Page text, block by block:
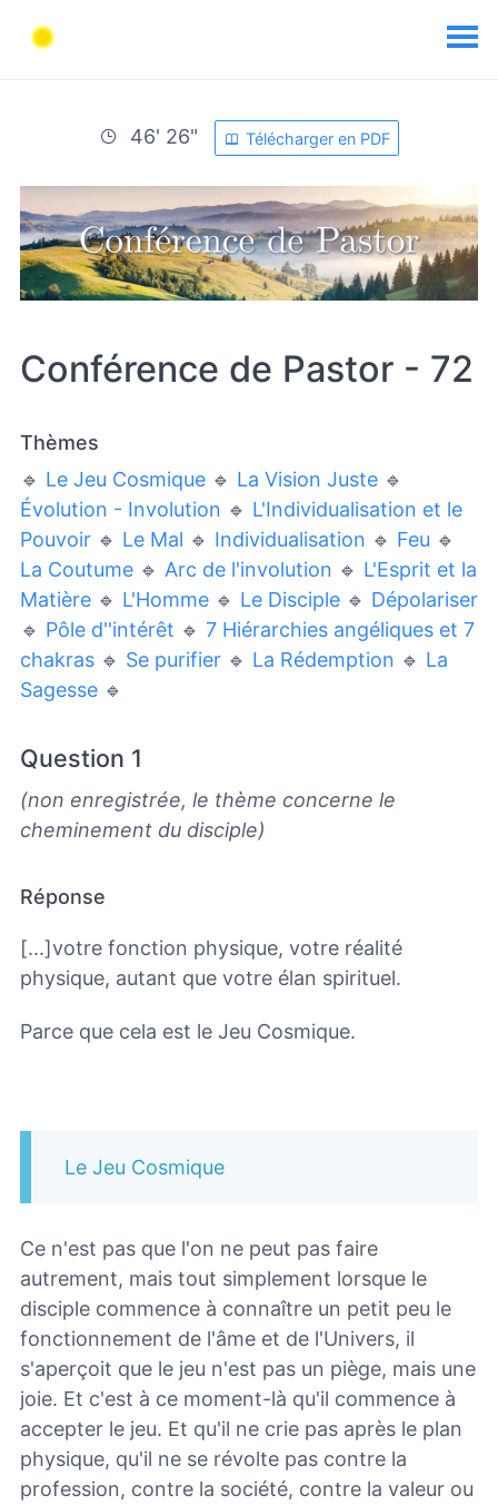
46' 26" Télécharger en PDF
Conférence de Pastor - 72
Thèmes
🔹 Le Jeu Cosmique 🔹 La Vision Juste 🔹
Évolution - Involution 🔹 L'Individualisation et le
Pouvoir 🔹 Le Mal 🔹 Individualisation 🔹 Feu 🔹
La Coutume 🔹 Arc de l'involution 🔹 L'Esprit et la
Matière 🔹 L'Homme 🔹 Le Disciple 🔹 Dépolariser
🔹 Pôle d''intérêt 🔹 7 Hiérarchies angéliques et 7
chakras 🔹 Se purifier 🔹 La Rédemption 🔹 La
Sagesse 🔹
Question 1
(non enregistrée, le thème concerne le
cheminement du disciple)
Réponse
[...]votre fonction physique, votre réalité
physique, autant que votre élan spirituel.
Parce que cela est le Jeu Cosmique.
Le Jeu Cosmique
Ce n'est pas que l'on ne peut pas faire
autrement, mais tout simplement lorsque le
disciple commence à connaître un petit peu le
fonctionnement de l'âme et de l'Univers, il
s'aperçoit que le jeu n'est pas un piège, mais une
joie. Et c'est à ce moment-là qu'il commence à
accepter le jeu. Et qu'il ne crie pas après le plan
physique, qu'il ne se révolte pas contre la
profession, contre la société, contre la valeur ou